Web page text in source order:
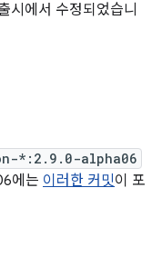
시에서 수정되었습니
*:2.9.0-alpha06
에는 이러한 커밋이 포